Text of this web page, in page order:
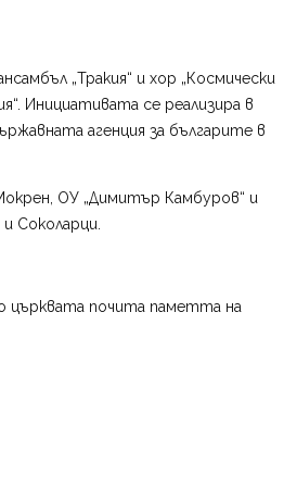
„Тракия“ и хор „Космически
Инициативата се реализира в
агенция за българите в
ОУ „Димитър Камбуров“ и
Соколарци.
църквата почита паметта на